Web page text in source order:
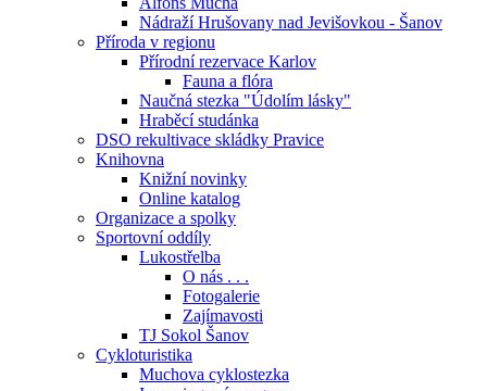
Nádraží Hrušovany nad Jevišovkou - Šanov
Příroda v regionu
Přírodní rezervace Karlov
Fauna a flóra
Naučná stezka "Údolím lásky"
Hraběcí studánka
DSO rekultivace skládky Pravice
Knihovna
Knižní novinky
Online katalog
Organizace a spolky
Sportovní oddíly
Lukostřelba
O nás . . .
Fotogalerie
Zajímavosti
TJ Sokol Šanov
Cykloturistika
Muchova cyklostezka